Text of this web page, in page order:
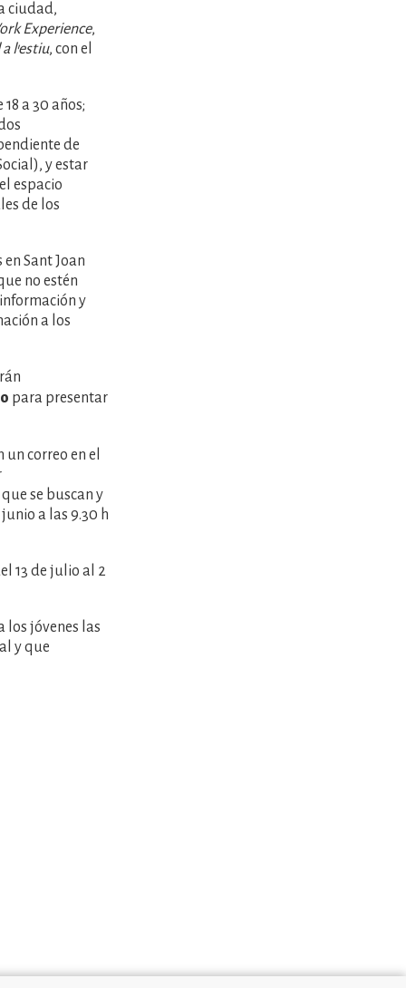
ciudad,
Experience,
a l'estiu, con el
a 30 años;
de
y estar
espacio
de los
Sant Joan
no estén
y
a los
para presentar
correo en el
se buscan y
a las 9.30 h
13 de julio al 2
los jóvenes las
y que